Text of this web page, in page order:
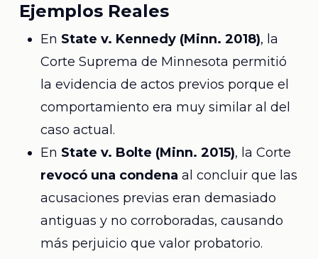
Ejemplos Reales
En State v. Kennedy (Minn. 2018), la
Corte Suprema de Minnesota permitió
la evidencia de actos previos porque el
comportamiento era muy similar al del
caso actual.
En State v. Bolte (Minn. 2015), la Corte
revocó una condena al concluir que las
acusaciones previas eran demasiado
antiguas y no corroboradas, causando
más perjuicio que valor probatorio.